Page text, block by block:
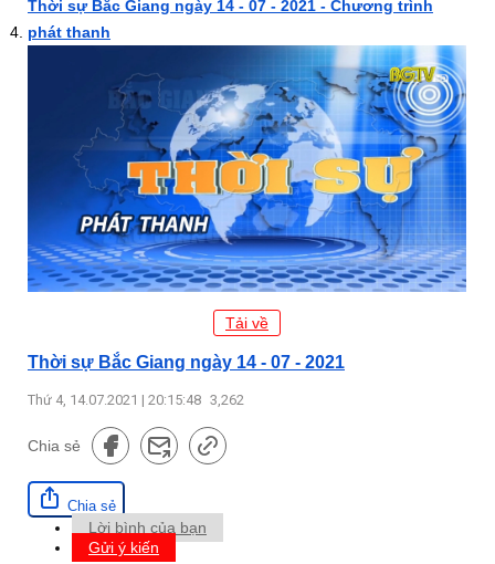
Thời sự Bắc Giang ngày 14 - 07 - 2021 - Chương trình
phát thanh
Tải về
Thời sự Bắc Giang ngày 14 - 07 - 2021
Thứ 4, 14.07.2021 | 20:15:48 3,262
Chia sẻ
Chia sẻ
Lời bình của bạn
Gửi ý kiến